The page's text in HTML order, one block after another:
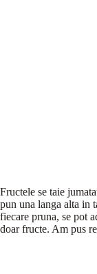
Fructele se taie
pun una langa alta in
fiecare pruna, se pot
doar fructe. Am pus